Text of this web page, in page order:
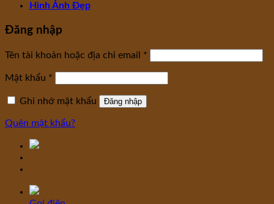
Hình Ảnh Đẹp
Đăng nhập
Tên tài khoản hoặc địa chỉ email *
Mật khẩu *
Ghi nhớ mật khẩu Đăng nhập
Quên mật khẩu?